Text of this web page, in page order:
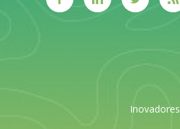
Inovadores